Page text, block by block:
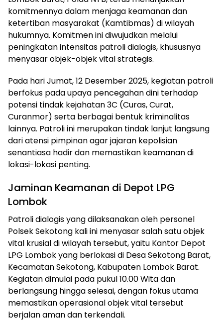
komitmennya dalam menjaga keamanan dan
ketertiban masyarakat (Kamtibmas) di wilayah
hukumnya. Komitmen ini diwujudkan melalui
peningkatan intensitas patroli dialogis, khususnya
menyasar objek-objek vital strategis.
Pada hari Jumat, 12 Desember 2025, kegiatan patroli
berfokus pada upaya pencegahan dini terhadap
potensi tindak kejahatan 3C (Curas, Curat,
Curanmor) serta berbagai bentuk kriminalitas
lainnya. Patroli ini merupakan tindak lanjut langsung
dari atensi pimpinan agar jajaran kepolisian
senantiasa hadir dan memastikan keamanan di
lokasi-lokasi penting.
Jaminan Keamanan di Depot LPG
Lombok
Patroli dialogis yang dilaksanakan oleh personel
Polsek Sekotong kali ini menyasar salah satu objek
vital krusial di wilayah tersebut, yaitu Kantor Depot
LPG Lombok yang berlokasi di Desa Sekotong Barat,
Kecamatan Sekotong, Kabupaten Lombok Barat.
Kegiatan dimulai pada pukul 10.00 Wita dan
berlangsung hingga selesai, dengan fokus utama
memastikan operasional objek vital tersebut
berjalan aman dan terkendali.